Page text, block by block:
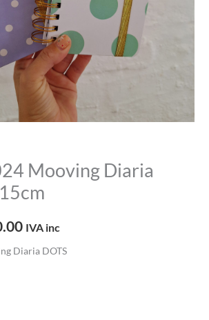
Mooving Diaria
IVA inc
Diaria DOTS